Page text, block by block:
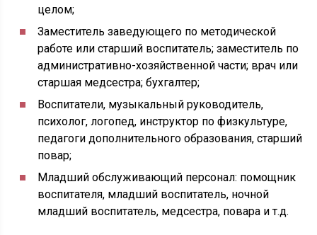
целом;
Заместитель заведующего по методической
работе или старший воспитатель; заместитель по
административно-хозяйственной части; врач или
старшая медсестра; бухгалтер;
Воспитатели, музыкальный руководитель,
психолог, логопед, инструктор по физкультуре,
педагоги дополнительного образования, старший
повар;
Младший обслуживающий персонал: помощник
воспитателя, младший воспитатель, ночной
младший воспитатель, медсестра, повара и т.д.